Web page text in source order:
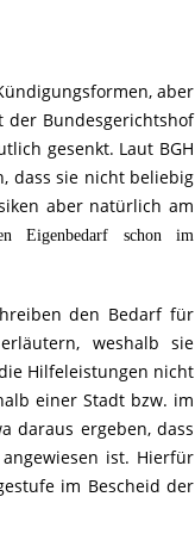
aber
der Bundesgerichtshof
gesenkt. Laut BGH
dass sie nicht beliebig
aber natürlich am
Eigenbedarf schon im
den Bedarf für
weshalb sie
Hilfeleistungen nicht
einer Stadt bzw. im
daraus ergeben, dass
ist. Hierfür
im Bescheid der